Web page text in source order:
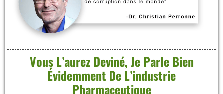
Vous L’aurez Deviné, Je Parle Bien
Évidemment De L’industrie
Pharmaceutique